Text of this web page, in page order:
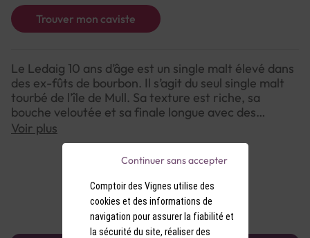
Trouver mon caviste
Le Ledaig 10 ans d’âge est un single malt élevé dans
des ex-fûts de bourbon. Il s’agit du seul single malt
tourbé de l’île de Mull. Sa texture est riche, sa
bouche veloutée et sa finale longue avec des
saveurs chocolatée et fumée.
Voir plus
Comptoir des Vignes utilise des
cookies et des informations de
navigation pour assurer la fiabilité et
la sécurité du site, réaliser des
Continuer sans accepter